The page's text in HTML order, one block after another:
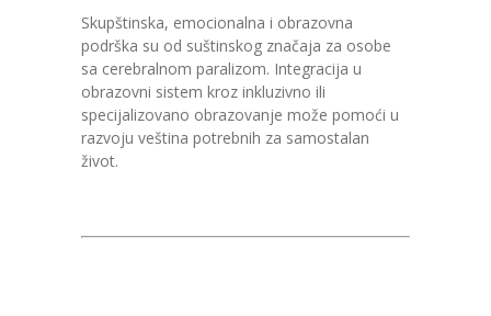
Skupštinska, emocionalna i obrazovna
podrška su od suštinskog značaja za osobe
sa cerebralnom paralizom. Integracija u
obrazovni sistem kroz inkluzivno ili
specijalizovano obrazovanje može pomoći u
razvoju veština potrebnih za samostalan
život.